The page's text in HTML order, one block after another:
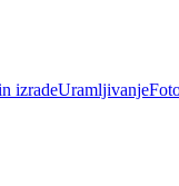
izradeUramljivanje